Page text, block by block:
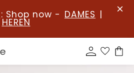
: Shop now - DAMES |
HEREN